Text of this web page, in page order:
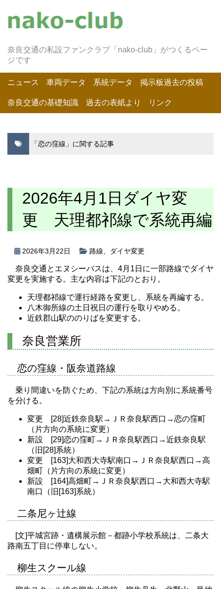
奈良交通の私設ファンクラブ「nako-club」がつくるペー
ジです
ニュース 車両データ 系統データ 掲示板過去の投稿
奈良交通の基礎知識 過去の表紙より リンク
「恋の窪線」に関する記事
2026年4月1日ダイヤ変
更 天理都祁線で系統再編
2026年3月22日 路線 ダイヤ変更
奈良交通とエヌシーバスは、4月1日に一部路線でダイヤ
変更を実施する。主な内容は下記のとおり。
天理都祁線で運行経路を変更し、系統を再編する。
八木御所線の土日祝日の運行を取りやめる。
近鉄郡山駅ののりばを変更する。
奈良営業所
恋の窪線・阪奈道路線
乗り間違いを防ぐため、下記の系統は方向別に系統番号
を分ける。
変更 [28]近鉄奈良駅→ＪＲ奈良駅西口→恋の窪町
（片方向の系統に変更）
新設 [29]恋の窪町→ＪＲ奈良駅西口→近鉄奈良駅
（旧[28]系統）
変更 [163]大和西大寺駅南口→ＪＲ奈良駅西口→高
畑町（片方向の系統に変更）
新設 [164]高畑町→ＪＲ奈良駅西口→大和西大寺駅
南口（旧[163]系統）
二条尼ヶ辻線
[文]平城宮跡・遺構展示館－都跡小学校系統は、二条大
路南五丁目に停車しない。
柳生スクール線